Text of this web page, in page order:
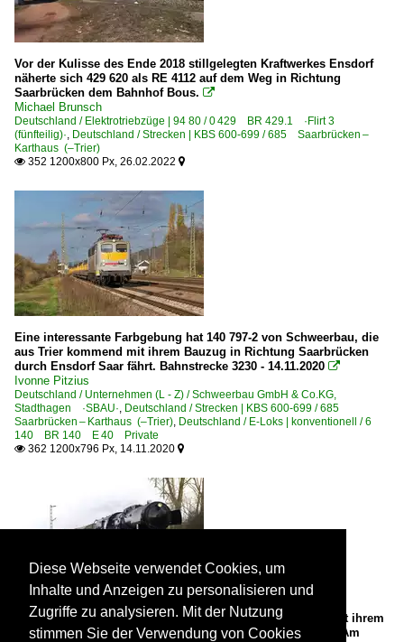
Vor der Kulisse des Ende 2018 stillgelegten Kraftwerkes Ensdorf
näherte sich 429 620 als RE 4112 auf dem Weg in Richtung
Saarbrücken dem Bahnhof Bous. 
Michael Brunsch
Deutschland / Elektrotriebzüge | 94 80 / 0 429 BR 429.1 ·Flirt 3
(fünfteilig)· Deutschland / Strecken | KBS 600-699 / 685 Saarbrücken –
Karthaus (–Trier)
 352 1200x800 Px, 26.02.2022 
Eine interessante Farbgebung hat 140 797-2 von Schweerbau, die
aus Trier kommend mit ihrem Bauzug in Richtung Saarbrücken
durch Ensdorf Saar fährt. Bahnstrecke 3230 - 14.11.2020 
Ivonne Pitzius
Deutschland / Unternehmen (L - Z) / Schweerbau GmbH & Co.KG,
Stadthagen ·SBAU· Deutschland / Strecken | KBS 600-699 / 685
Saarbrücken – Karthaus (–Trier) Deutschland / E-Loks | konventionell / 6
140 BR 140 E 40 Private
 362 1200x796 Px, 14.11.2020 
Wie in jedem Jahr war auch 2019 die Luxemburger 5519 mit ihrem
Sonderzug von Luxemburg nach Saarbrücken unterwegs. Am
Diese Webseite verwendet Cookies, um
Inhalte und Anzeigen zu personalisieren und
Zugriffe zu analysieren. Mit der Nutzung
stimmen Sie der Verwendung von Cookies